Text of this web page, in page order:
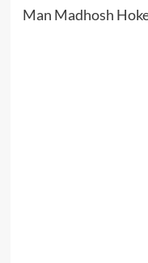
Man Madhosh